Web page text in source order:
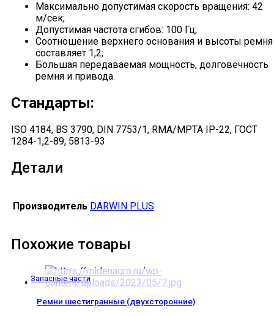
Максимально допустимая скорость вращения: 42
м/сек;
Допустимая частота сгибов: 100 Гц;
Соотношение верхнего основания и высоты ремня
составляет 1,2;
Большая передаваемая мощность, долговечность
ремня и привода.
Стандарты:
ISO 4184, BS 3790, DIN 7753/1, RMA/MPTA IP-22, ГОСТ
1284-1,2-89, 5813-93
Детали
Производитель DARWIN PLUS
Похожие товары
Запасные части
Ремни шестигранные (двухсторонние)